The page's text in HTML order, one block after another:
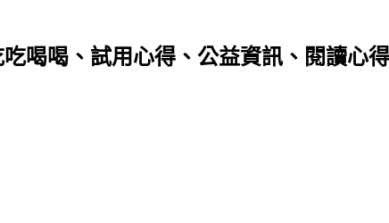
喝喝、試用心得、公益資訊、閱讀心